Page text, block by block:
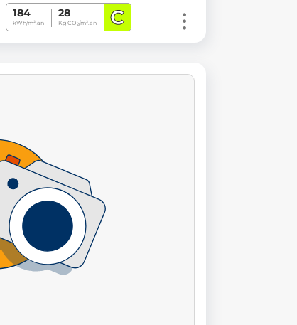
184
kWh/m².an
28
Kg CO2/m².an C